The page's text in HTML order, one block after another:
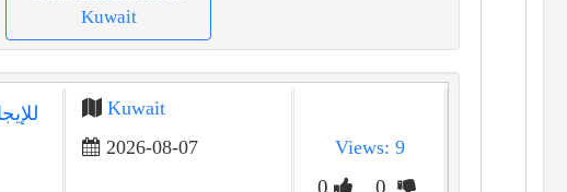
Kuwait
Kuwait
2026-08-07
Views: 9
0 0